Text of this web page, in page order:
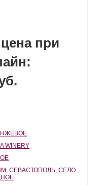
при
WINERY
,СЕВАСТОПОЛЬ ,СЕЛО